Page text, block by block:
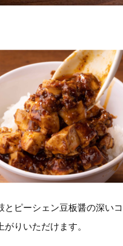
ピーシェン豆板醤の深
りいただけます。